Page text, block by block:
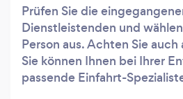
Prüfen Sie die
Dienstleistenden und
Person aus. Achten Sie
Sie können Ihnen bei Ihrer
passende Einfahrt-